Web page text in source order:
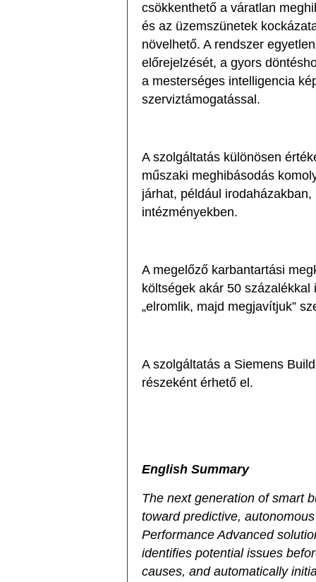
csökkenthető a váratlan
és az üzemszünetek
növelhető. A rendszer
előrejelzését, a gyors
a mesterséges intelligencia
szerviztámogatással.
A szolgáltatás különösen
műszaki meghibásodás
járhat, például
intézményekben.
A megelőző karbantartási
költségek akár 50
„elromlik, majd megjavítjuk”
A szolgáltatás a Siemens
részeként érhető el.
English Summary
The next generation of smart
toward predictive,
Performance Advanced
identifies potential issues
causes, and automatically